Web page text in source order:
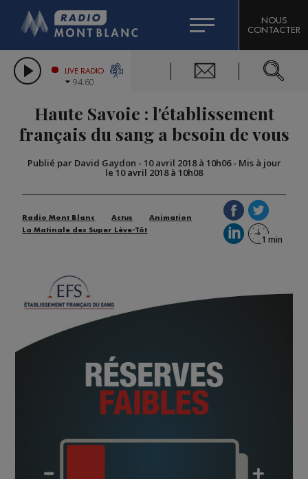
LES CHRONIQUES DE L'EXPERT
CITIZEN MACHINERY
GRAND MASSIF DOMAINES SKIABLES
BIGARD
COMPAGNIE DU MONT-BLANC
NOUS
CONTACTER
LIVE RADIO
94.60
Haute Savoie : l'établissement
français du sang a besoin de vous
Publié par David Gaydon - 10 avril 2018 à 10h06- Mis à jour
le 10 avril 2018 à 10h08
Radio Mont Blanc Actus
Animation
La Matinale des Super Lève-Tôt